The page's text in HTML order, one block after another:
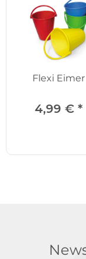
Flexi Eimer
4,99 € *